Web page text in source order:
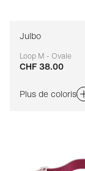
Julbo
Loop M - Ovale
Adaptable
CHF 38.00
Plus de coloris